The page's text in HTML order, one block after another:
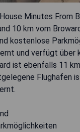
Minutes From
10 km vom
kostenlose
und verfügt über
ist ebenfalls 11
Flughafen